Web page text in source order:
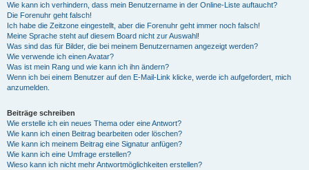
Wie kann ich verhindern, dass mein Benutzername in der Online-Liste auftaucht?
Die Forenuhr geht falsch!
Ich habe die Zeitzone eingestellt, aber die Forenuhr geht immer noch falsch!
Meine Sprache steht auf diesem Board nicht zur Auswahl!
Was sind das für Bilder, die bei meinem Benutzernamen angezeigt werden?
Wie verwende ich einen Avatar?
Was ist mein Rang und wie kann ich ihn ändern?
Wenn ich bei einem Benutzer auf den E-Mail-Link klicke, werde ich aufgefordert, mich
anzumelden.
Beiträge schreiben
Wie erstelle ich ein neues Thema oder eine Antwort?
Wie kann ich einen Beitrag bearbeiten oder löschen?
Wie kann ich meinem Beitrag eine Signatur anfügen?
Wie kann ich eine Umfrage erstellen?
Wieso kann ich nicht mehr Antwortmöglichkeiten erstellen?